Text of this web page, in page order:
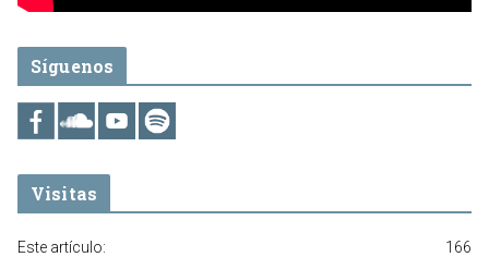
Síguenos
Visitas
166
Este artículo: